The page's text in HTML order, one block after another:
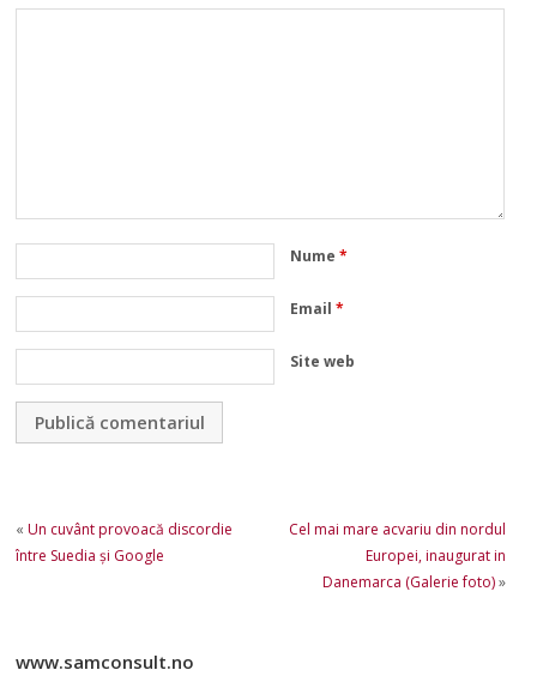
Nume*
Email*
Site web
«Un cuvânt provoacă discordie
între Suedia şi Google
Cel mai mare acvariu din nordul
Europei, inaugurat in
Danemarca (Galerie foto)»
www.samconsult.no